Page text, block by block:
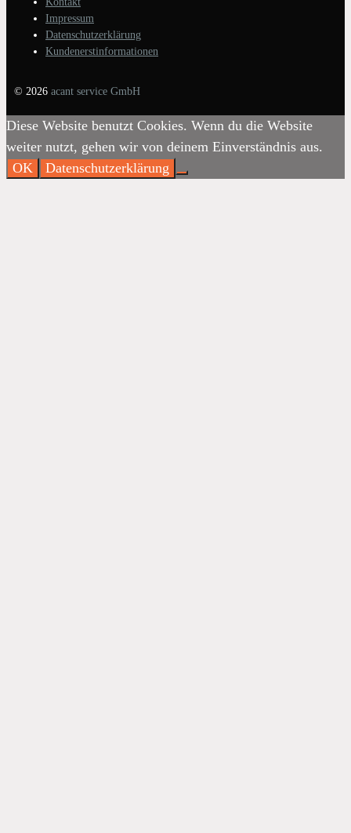
Impressum
Datenschutzerklärung
Kundenerstinformationen
© 2026 acant service GmbH
Diese Website benutzt Cookies. Wenn du die Website
weiter nutzt, gehen wir von deinem Einverständnis aus.
OK
Datenschutzerklärung